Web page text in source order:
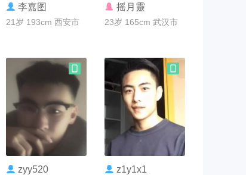
联系TA
李嘉图
21岁 193cm 西安市
联系TA
摇月靈
23岁 165cm 武汉市
联系TA
zyy520 联系TA
z1y1x1